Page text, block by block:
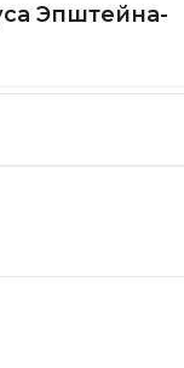
Эпштейна-